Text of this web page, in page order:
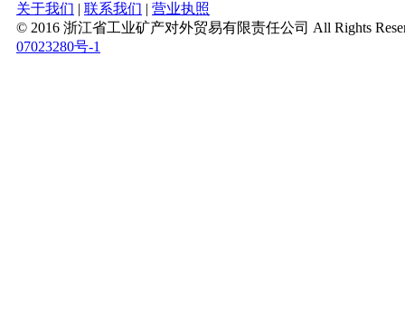
关于我们 | 联系我们 | 营业执照
© 2016 浙江省工业矿产对外贸易有限责任公司 All Rights
07023280号-1